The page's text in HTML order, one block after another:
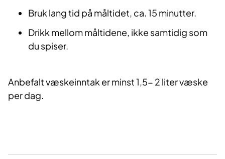
Bruk lang tid på måltidet, ca. 15 minutter.
Drikk mellom måltidene, ikke samtidig som
du spiser.
Anbefalt væskeinntak er minst 1,5- 2 liter væske
per dag.